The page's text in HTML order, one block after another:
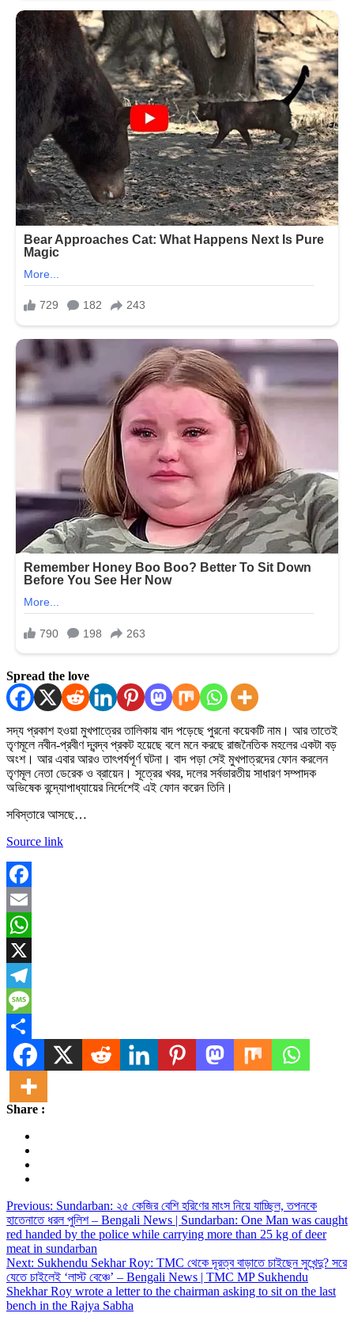
Spread the love
সদ্য প্রকাশ হওয়া মুখপাত্রের তালিকায় বাদ পড়েছে পুরনো কয়েকটি নাম। আর তাতেই
তৃণমূলে নবীন-প্রবীণ দ্বন্দ্ব প্রকট হয়েছে বলে মনে করছে রাজনৈতিক মহলের একটা বড়
অংশ। আর এবার আরও তাৎপর্যপূর্ণ ঘটনা। বাদ পড়া সেই মুখপাত্রদের ফোন করলেন
তৃণমূল নেতা ডেরেক ও ব্রায়েন। সূত্রের খবর, দলের সর্বভারতীয় সাধারণ সম্পাদক
অভিষেক বন্দ্যোপাধ্যায়ের নির্দেশেই এই ফোন করেন তিনি।
সবিস্তারে আসছে…
Source link
Facebook
Email
WhatsApp
X
Telegram
Message
Share
Share :
Post
navigation
Previous: Sundarban: ২৫ কেজির বেশি হরিণের মাংস নিয়ে যাচ্ছিল, তপনকে
হাতেনাতে ধরল পুলিশ – Bengali News | Sundarban: One Man was caught
red handed by the police while carrying more than 25 kg of deer
meat in sundarban
Next: Sukhendu Sekhar Roy: TMC থেকে দূরত্ব বাড়াতে চাইছেন সুখেন্দু? সরে
যেতে চাইলেই ‘লাস্ট বেঞ্চে’ – Bengali News | TMC MP Sukhendu
Shekhar Roy wrote a letter to the chairman asking to sit on the last
bench in the Rajya Sabha